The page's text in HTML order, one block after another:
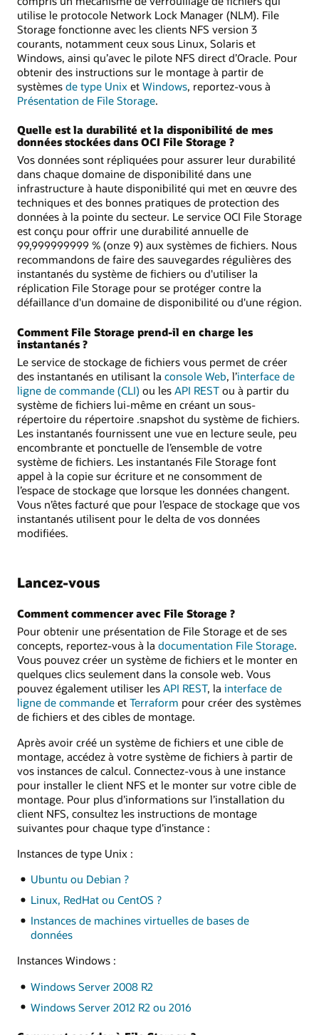
utilise le protocole Network Lock Manager (NLM). File
Storage fonctionne avec les clients NFS version 3
courants, notamment ceux sous Linux, Solaris et
Windows, ainsi qu’avec le pilote NFS direct d’Oracle. Pour
obtenir des instructions sur le montage à partir de
systèmes de type Unix et Windows, reportez-vous à
Présentation de File Storage.
Quelle est la durabilité et la disponibilité de mes
données stockées dans OCI File Storage ?
Vos données sont répliquées pour assurer leur durabilité
dans chaque domaine de disponibilité dans une
infrastructure à haute disponibilité qui met en œuvre des
techniques et des bonnes pratiques de protection des
données à la pointe du secteur. Le service OCI File Storage
est conçu pour offrir une durabilité annuelle de
99,999999999 % (onze 9) aux systèmes de fichiers. Nous
recommandons de faire des sauvegardes régulières des
instantanés du système de fichiers ou d'utiliser la
réplication File Storage pour se protéger contre la
défaillance d'un domaine de disponibilité ou d'une région.
Comment File Storage prend-il en charge les
instantanés ?
Le service de stockage de fichiers vous permet de créer
des instantanés en utilisant la console Web, l’interface de
ligne de commande (CLI) ou les API REST ou à partir du
système de fichiers lui-même en créant un sous-
répertoire du répertoire .snapshot du système de fichiers.
Les instantanés fournissent une vue en lecture seule, peu
encombrante et ponctuelle de l’ensemble de votre
système de fichiers. Les instantanés File Storage font
appel à la copie sur écriture et ne consomment de
l’espace de stockage que lorsque les données changent.
Vous n’êtes facturé que pour l’espace de stockage que vos
instantanés utilisent pour le delta de vos données
modifiées.
Lancez-vous
Comment commencer avec File Storage ?
Pour obtenir une présentation de File Storage et de ses
concepts, reportez-vous à la documentation File Storage.
Vous pouvez créer un système de fichiers et le monter en
quelques clics seulement dans la console web. Vous
pouvez également utiliser les API REST, la interface de
ligne de commande et Terraform pour créer des systèmes
de fichiers et des cibles de montage.
Après avoir créé un système de fichiers et une cible de
montage, accédez à votre système de fichiers à partir de
vos instances de calcul. Connectez-vous à une instance
pour installer le client NFS et le monter sur votre cible de
montage. Pour plus d’informations sur l’installation du
client NFS, consultez les instructions de montage
suivantes pour chaque type d’instance :
Instances de type Unix :
Ubuntu ou Debian ?
Linux, RedHat ou CentOS ?
Instances de machines virtuelles de bases de
données
Instances Windows :
Windows Server 2008 R2
Windows Server 2012 R2 ou 2016